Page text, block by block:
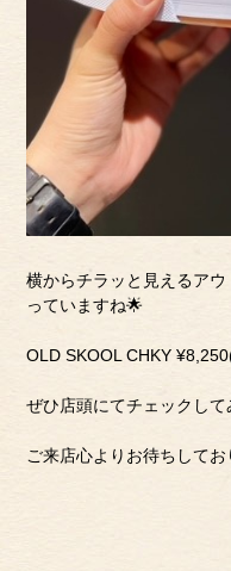
横からチラッと見えるア
っていますね🌟
OLD SKOOL CHKY
ぜひ店頭にてチェックし
ご来店心よりお待ちして